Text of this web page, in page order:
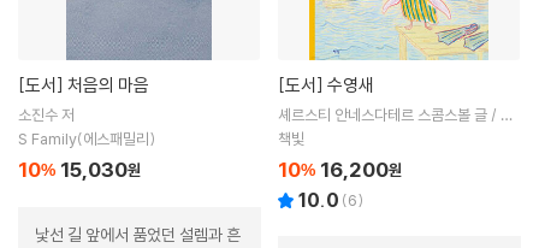
[도서] 처음의 마음
소진수 저
S Family(에스패밀리)
10% 15,030원
낯선 길 앞에서 품었던 설렘과 흔
[도서] 수영새
셰르스티 안네스다테르 스콤스볼 글 / 마
리 칸스타 욘센 그림 / 손화수 역
책빛
10% 16,200원
10.0 (6)